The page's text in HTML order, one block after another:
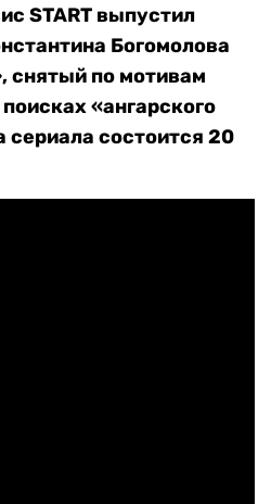
START выпустил
Богомолова
снятый по мотивам
«ангарского
сериала состоится 20